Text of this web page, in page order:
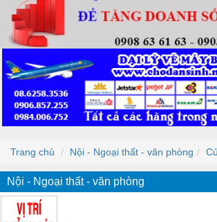
Trang chủ Nội - Ngoại thất - văn phòng
Nội - Ngoại thất - văn phòng